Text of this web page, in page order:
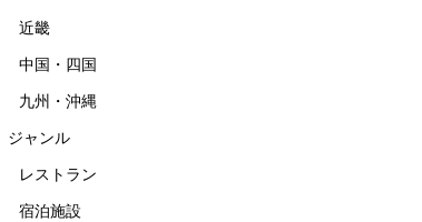
近畿
中国・四国
九州・沖縄
ジャンル
レストラン
宿泊施設